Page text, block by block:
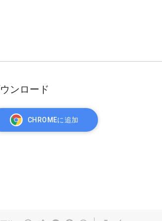
ンロード
CHROMEに追加